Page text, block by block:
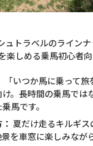
ュトラベルのライン
楽しめる乗馬初心者向
「いつか馬に乗って
。長時間の乗馬では
馬です。
夏だけ走るキルギ
を車窓に楽しみなが